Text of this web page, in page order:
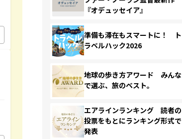
『オデュッセイア』
準備も滞在もスマートに！ ト
ラベルハック2026
地球の歩き方アワード みんな
で選ぶ、旅のベスト。
エアラインランキング 読者の
投票をもとにランキング形式で
発表